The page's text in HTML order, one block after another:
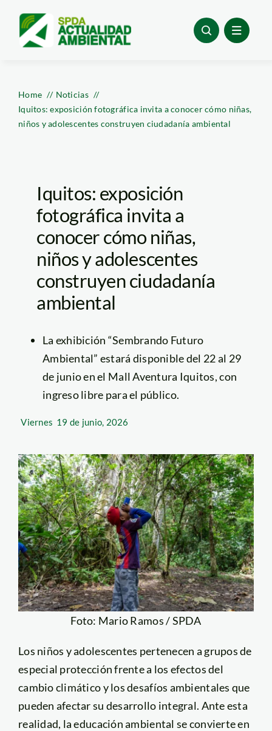
content
Home
Noticias
Iquitos: exposición fotográfica invita a conocer cómo niñas,
niños y adolescentes construyen ciudadanía ambiental
Iquitos: exposición
fotográfica invita a
conocer cómo niñas,
niños y adolescentes
construyen ciudadanía
ambiental
La exhibición “Sembrando Futuro
Ambiental” estará disponible del 22 al 29
de junio en el Mall Aventura Iquitos, con
ingreso libre para el público.
Viernes 19 de junio, 2026
Foto: Mario Ramos / SPDA
Los niños y adolescentes pertenecen a grupos de
especial protección frente a los efectos del
cambio climático y los desafíos ambientales que
pueden afectar su desarrollo integral. Ante esta
realidad, la educación ambiental se convierte en